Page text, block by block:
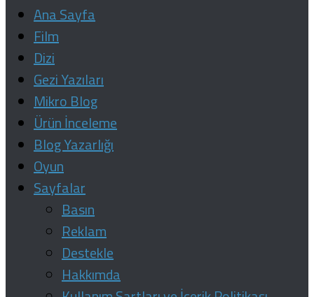
Ana Sayfa
Film
Dizi
Gezi Yazıları
Mikro Blog
Ürün İnceleme
Blog Yazarlığı
Oyun
Sayfalar
Basın
Reklam
Destekle
Hakkımda